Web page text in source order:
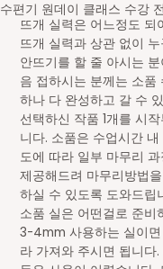
수편기 원데이 클래스 수강
뜨개 실력은 어느정도 되
뜨개 실력과 상관 없이
안뜨기를 할 줄 아시는
음 접하시는 분께는 소품
하나 다 완성하고 갈 수
선택하신 작품 1개를 시
니다. 소품은 수업시간
도에 따라 일부 마무리
제공해드려 마무리방법
하실 수 있도록 도와드립
소품 실은 어떤걸로 준비
3-4mm 사용하는 실이면
라 가져와 주시면 됩니다